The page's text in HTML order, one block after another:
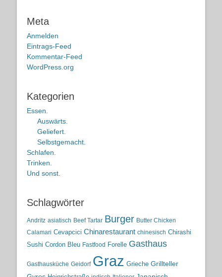
Meta
Anmelden
Eintrags-Feed
Kommentar-Feed
WordPress.org
Kategorien
Essen.
Auswärts.
Geliefert.
Selbstgemacht.
Schlafen.
Trinken.
Und sonst.
Schlagwörter
Andritz asiatisch Beef Tartar Burger Butter Chicken
Calamari Cevapcici Chinarestaurant chinesisch Chirashi
Sushi Cordon Bleu Fastfood Forelle Gasthaus
Gasthausküche Geidorf Graz Grieche Grillteller